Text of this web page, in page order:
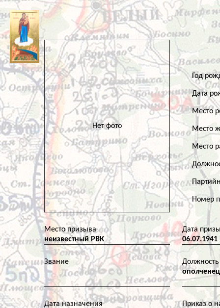
Нет фото
Год
Дата
Место
Место
Место
Номер
Место призыва
неизвестный РВК
Дата
06.07.1941
Звание
Должность
ополченец
Дата назначения Приказ о